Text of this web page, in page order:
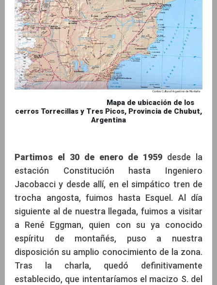
Mapa de ubicación de los
cerros Torrecillas y Tres Picos, Provincia de Chubut,
Argentina
Partimos el 30 de enero de 1959 desde la
estación Constitución hasta Ingeniero
Jacobacci y desde allí, en el simpático tren de
trocha angosta, fuimos hasta Esquel. Al día
siguiente al de nuestra llegada, fuimos a visitar
a René Eggman, quien con su ya conocido
espíritu de montañés, puso a nuestra
disposición su amplio conocimiento de la zona.
Tras la charla, quedó definitivamente
establecido, que intentaríamos el macizo S. del